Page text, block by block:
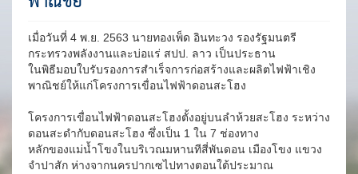
เมื่อวันที่ 4 พ.ย. 2563 นายทองเพ็ด อินทะวง รองรัฐมนตรี
กระทรวงพลังงานและบ่อแร่ สปป. ลาว เป็นประธาน
ในพิธีมอบใบรับรองการสำเร็จการก่อสร้างและผลิตไฟฟ้าเชิง
พาณิชย์ให้แก่โครงการเขื่อนไฟฟ้าดอนสะโฮง
โครงการเขื่อนไฟฟ้าดอนสะโฮงตั้งอยู่บนลำห้วยสะโฮง ระหว่าง
ดอนสะดำกับดอนสะโฮง ซึ่งเป็น 1 ใน 7 ช่องทาง
หลักของแม่น้ำโขงในบริเวณมหานทีสี่พันดอน เมืองโขง แขวง
จำปาสัก ห่างจากนครปากเซไปทางตอนใต้ประมาณ